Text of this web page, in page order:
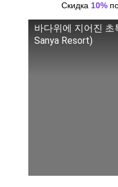
Скидка 10%
바다위에 지어진 초
Sanya Resort)